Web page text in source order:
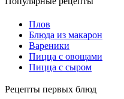
Плов
Блюда из макарон
Вареники
Пицца с овощами
Пицца с сыром
Рецепты первых блюд